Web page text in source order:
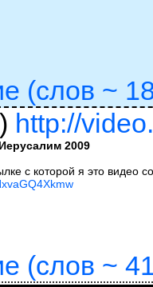
(слов ~
http://
2009
с которой я это видео
(слов ~